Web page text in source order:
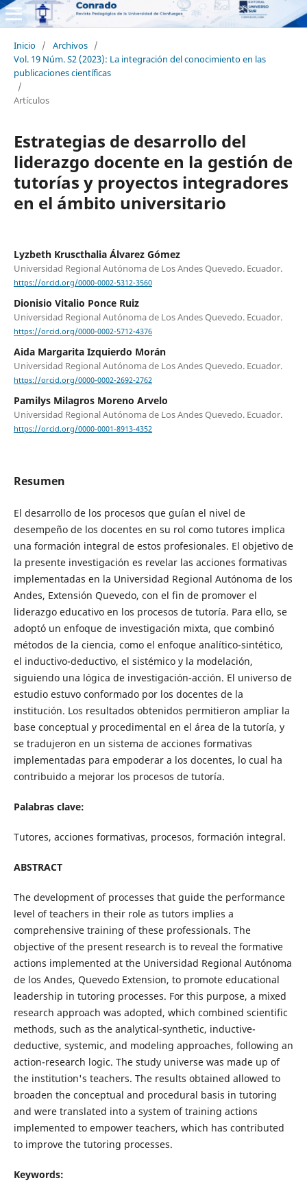
Inicio / Archivos /
Vol. 19 Núm. S2 (2023): La integración del conocimiento en las
publicaciones científicas
/
Artículos
Estrategias de desarrollo del
liderazgo docente en la gestión de
tutorías y proyectos integradores
en el ámbito universitario
Lyzbeth Kruscthalia Álvarez Gómez
Universidad Regional Autónoma de Los Andes Quevedo. Ecuador.
https://orcid.org/0000-0002-5312-3560
Dionisio Vitalio Ponce Ruiz
Universidad Regional Autónoma de Los Andes Quevedo. Ecuador.
https://orcid.org/0000-0002-5712-4376
Aida Margarita Izquierdo Morán
Universidad Regional Autónoma de Los Andes Quevedo. Ecuador.
https://orcid.org/0000-0002-2692-2762
Pamilys Milagros Moreno Arvelo
Universidad Regional Autónoma de Los Andes Quevedo. Ecuador.
https://orcid.org/0000-0001-8913-4352
Resumen
El desarrollo de los procesos que guían el nivel de
desempeño de los docentes en su rol como tutores implica
una formación integral de estos profesionales. El objetivo de
la presente investigación es revelar las acciones formativas
implementadas en la Universidad Regional Autónoma de los
Andes, Extensión Quevedo, con el fin de promover el
liderazgo educativo en los procesos de tutoría. Para ello, se
adoptó un enfoque de investigación mixta, que combinó
métodos de la ciencia, como el enfoque analítico-sintético,
el inductivo-deductivo, el sistémico y la modelación,
siguiendo una lógica de investigación-acción. El universo de
estudio estuvo conformado por los docentes de la
institución. Los resultados obtenidos permitieron ampliar la
base conceptual y procedimental en el área de la tutoría, y
se tradujeron en un sistema de acciones formativas
implementadas para empoderar a los docentes, lo cual ha
contribuido a mejorar los procesos de tutoría.
Palabras clave:
Tutores, acciones formativas, procesos, formación integral.
ABSTRACT
The development of processes that guide the performance
level of teachers in their role as tutors implies a
comprehensive training of these professionals. The
objective of the present research is to reveal the formative
actions implemented at the Universidad Regional Autónoma
de los Andes, Quevedo Extension, to promote educational
leadership in tutoring processes. For this purpose, a mixed
research approach was adopted, which combined scientific
methods, such as the analytical-synthetic, inductive-
deductive, systemic, and modeling approaches, following an
action-research logic. The study universe was made up of
the institution's teachers. The results obtained allowed to
broaden the conceptual and procedural basis in tutoring
and were translated into a system of training actions
implemented to empower teachers, which has contributed
to improve the tutoring processes.
Keywords: